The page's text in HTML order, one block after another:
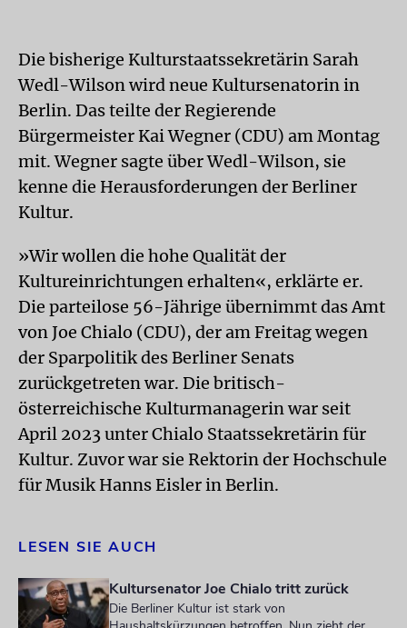
Die bisherige Kulturstaatssekretärin Sarah
Wedl-Wilson wird neue Kultursenatorin in
Berlin. Das teilte der Regierende
Bürgermeister Kai Wegner (CDU) am Montag
mit. Wegner sagte über Wedl-Wilson, sie
kenne die Herausforderungen der Berliner
Kultur.
»Wir wollen die hohe Qualität der
Kultureinrichtungen erhalten«, erklärte er.
Die parteilose 56-Jährige übernimmt das Amt
von Joe Chialo (CDU), der am Freitag wegen
der Sparpolitik des Berliner Senats
zurückgetreten war. Die britisch-
österreichische Kulturmanagerin war seit
April 2023 unter Chialo Staatssekretärin für
Kultur. Zuvor war sie Rektorin der Hochschule
für Musik Hanns Eisler in Berlin.
LESEN SIE AUCH
Kultursenator Joe Chialo tritt zurück
Die Berliner Kultur ist stark von